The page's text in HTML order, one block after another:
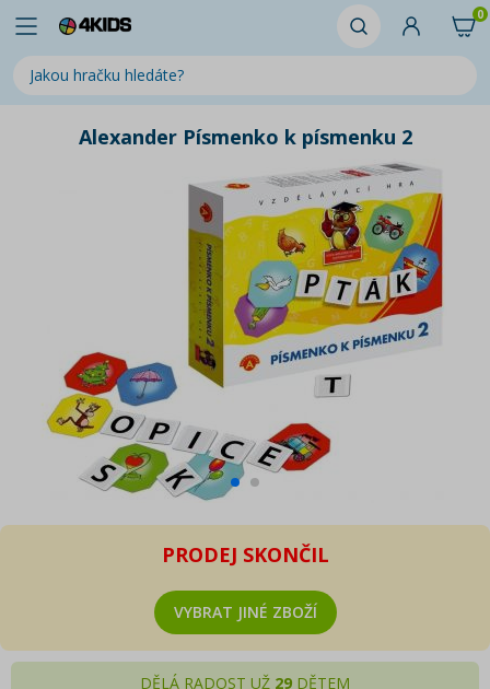
0
Alexander Písmenko k písmenku 2
PRODEJ SKONČIL
VYBRAT JINÉ ZBOŽÍ
DĚLÁ RADOST UŽ 29 DĚTEM